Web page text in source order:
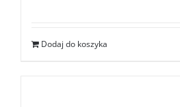
Dodaj do koszyka